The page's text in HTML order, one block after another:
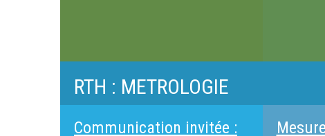
RTH : METROLOGIE
Communication invitée :